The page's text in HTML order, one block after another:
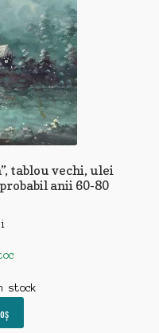
tablou vechi, ulei
anii 60-80
stock